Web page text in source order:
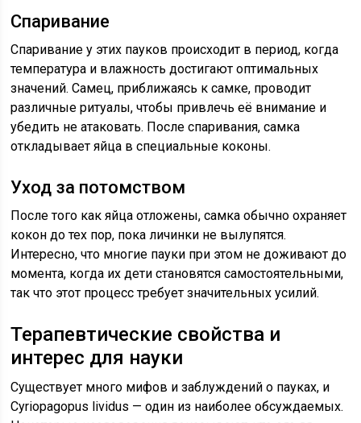
Спаривание
Спаривание у этих пауков происходит в период, когда
температура и влажность достигают оптимальных
значений. Самец, приближаясь к самке, проводит
различные ритуалы, чтобы привлечь её внимание и
убедить не атаковать. После спаривания, самка
откладывает яйца в специальные коконы.
Уход за потомством
После того как яйца отложены, самка обычно охраняет
кокон до тех пор, пока личинки не вылупятся.
Интересно, что многие пауки при этом не доживают до
момента, когда их дети становятся самостоятельными,
так что этот процесс требует значительных усилий.
Терапевтические свойства и
интерес для науки
Существует много мифов и заблуждений о пауках, и
Cyriopagopus lividus — один из наиболее обсуждаемых.